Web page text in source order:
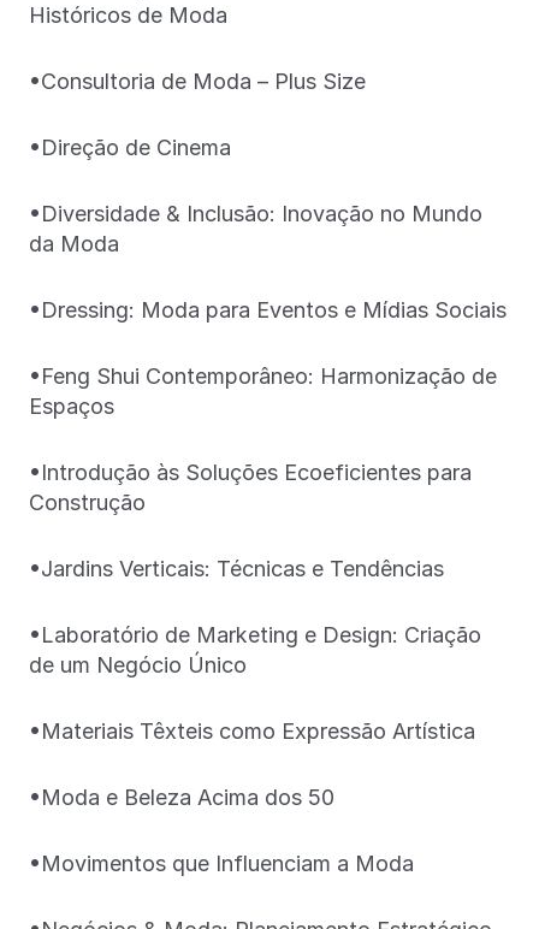
Históricos de Moda
•Consultoria de Moda – Plus Size
•Direção de Cinema
•Diversidade & Inclusão: Inovação no Mundo
da Moda
•Dressing: Moda para Eventos e Mídias Sociais
•Feng Shui Contemporâneo: Harmonização de
Espaços
•Introdução às Soluções Ecoeficientes para
Construção
•Jardins Verticais: Técnicas e Tendências
•Laboratório de Marketing e Design: Criação
de um Negócio Único
•Materiais Têxteis como Expressão Artística
•Moda e Beleza Acima dos 50
•Movimentos que Influenciam a Moda